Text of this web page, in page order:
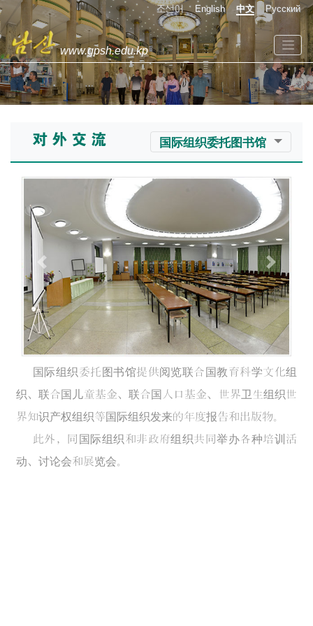
조선어 English 中文 Русский
www.gpsh.edu.kp
国际组织委托图书馆
国际组织委托图书馆提供阅览联合国教育科学文化组
织、联合国儿童基金、联合国人口基金、世界卫生组织世
界知识产权组织等国际组织发来的年度报告和出版物。
此外，同国际组织和非政府组织共同举办各种培训活
动、讨论会和展览会。